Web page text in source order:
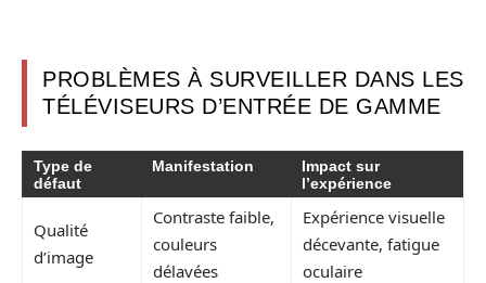
PROBLÈMES À SURVEILLER DANS LES
TÉLÉVISEURS D’ENTRÉE DE GAMME
Type de
défaut
Manifestation
Impact sur
l’expérience
Qualité
d’image
Contraste faible,
couleurs
délavées
Expérience visuelle
décevante, fatigue
oculaire